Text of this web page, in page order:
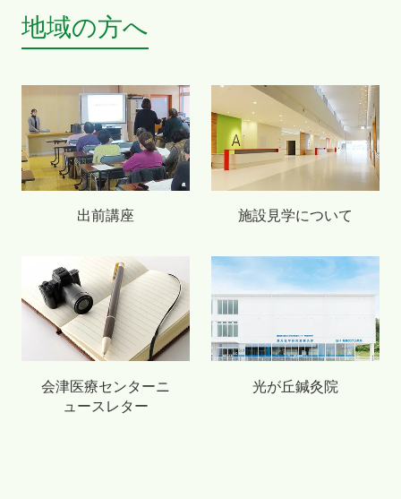
地域の方へ
出前講座 施設見学について
会津医療センターニ
ュースレター
光が丘鍼灸院